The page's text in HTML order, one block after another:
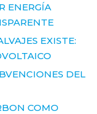
ENERGÍA
EXISTE:
DEL
COMO